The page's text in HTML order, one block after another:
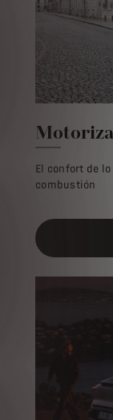
El confort de
combustión